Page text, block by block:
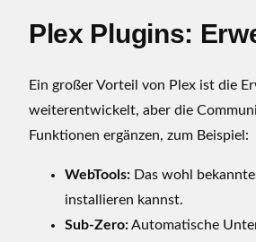
Plex Plugins:
Ein großer Vorteil von Plex ist die
weiterentwickelt, aber die
Funktionen ergänzen, zum Beispiel:
WebTools: Das wohl
installieren kannst.
Sub-Zero:Automatische